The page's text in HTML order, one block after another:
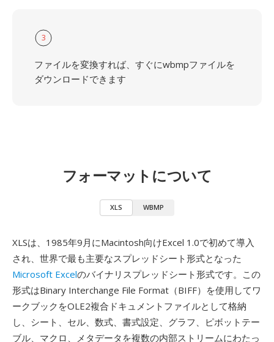
3
ファイルを変換すれば、すぐにwbmpファイルを
ダウンロードできます
フォーマットについて
XLS WBMP
XLSは、1985年9月にMacintosh向けExcel 1.0で初めて導入
され、世界で最も主要なスプレッドシート形式となった
Microsoft Excelのバイナリスプレッドシート形式です。この
形式はBinary Interchange File Format（BIFF）を使用してワ
ークブックをOLE2複合ドキュメントファイルとして格納
し、シート、セル、数式、書式設定、グラフ、ピボットテー
ブル、マクロ、メタデータを複数の内部ストリームにわたっ